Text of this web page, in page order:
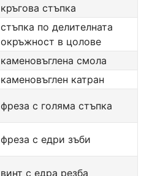
кръгова стъпка
стъпка по делителната
окръжност в цолове
каменовъглена смола
каменовъглен катран
фреза с голяма стъпка
фреза с едри зъби
винт с едра резба